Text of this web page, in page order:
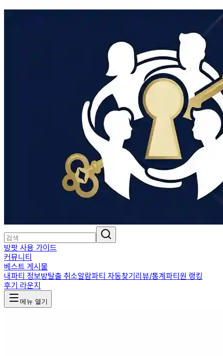
방팟 사용 가이드
커뮤니티
베스트 게시물
내파티 정보방탈출 취소알람파티 자동찾기리뷰/통계파티원 랭킹
후기 라운지
메뉴 열기